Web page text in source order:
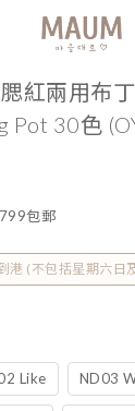
腮紅兩用布
Pot 30色
包郵
港 (不包括星期六日
Like ND03